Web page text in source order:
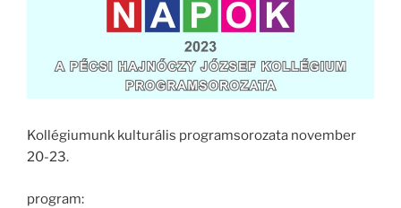
Kollégiumunk kulturális programsorozata november
20-23.
program: